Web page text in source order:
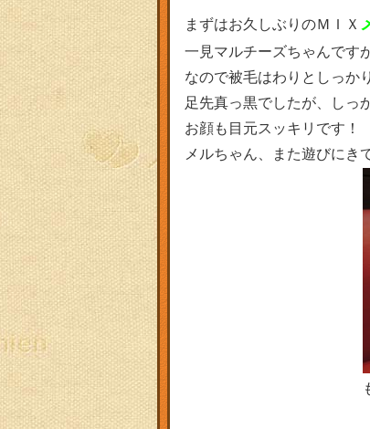
まずはお久しぶりのＭＩＸ
一見マルチーズちゃんです
なので被毛はわりとしっか
足先真っ黒でしたが、し
お顔も目元スッキリです！
メルちゃん、また遊びに